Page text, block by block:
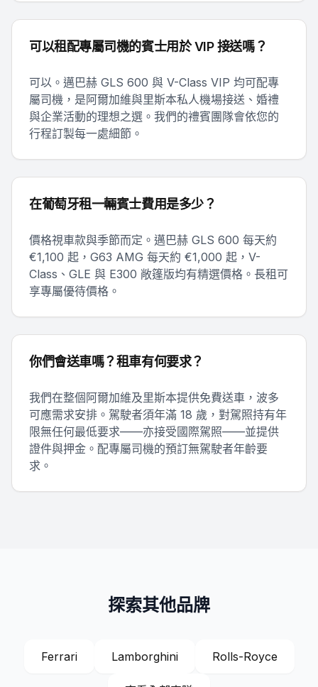
可以租配專屬司機的賓士用於 VIP 接送嗎？
可以。邁巴赫 GLS 600 與 V-Class VIP 均可配專
屬司機，是阿爾加維與里斯本私人機場接送、婚禮
與企業活動的理想之選。我們的禮賓團隊會依您的
行程訂製每一處細節。
在葡萄牙租一輛賓士費用是多少？
價格視車款與季節而定。邁巴赫 GLS 600 每天約
€1,100 起，G63 AMG 每天約 €1,000 起，V-
Class、GLE 與 E300 敞篷版均有精選價格。長租可
享專屬優待價格。
你們會送車嗎？租車有何要求？
我們在整個阿爾加維及里斯本提供免費送車，波多
可應需求安排。駕駛者須年滿 18 歲，對駕照持有年
限無任何最低要求——亦接受國際駕照——並提供
證件與押金。配專屬司機的預訂無駕駛者年齡要
求。
探索其他品牌
Ferrari Lamborghini Rolls-Royce